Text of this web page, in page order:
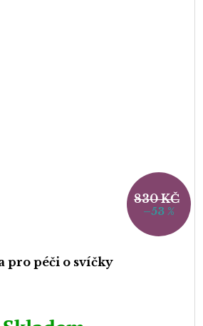
830 KČ
–53 %
pro péči o svíčky